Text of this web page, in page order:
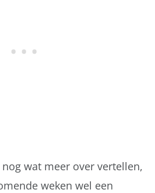
wat meer over vertellen,
weken wel een